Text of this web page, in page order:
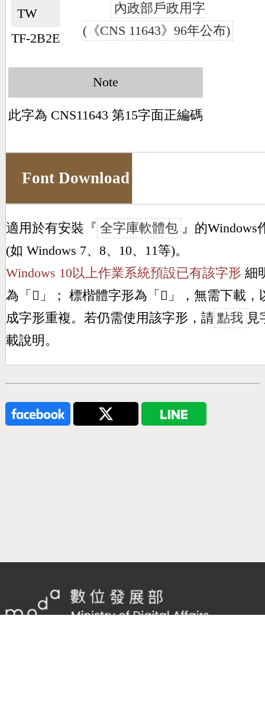
TW🇹🇼
TF-2B2E
內政部戶政用字
(《CNS 11643》96年公布)
Note
此字為 CNS11643 第15字面正編碼
Font Download
適用於有安裝『 全字庫軟體包 』的Windows
(如 Windows 7、8、10、11等)。
Windows 10以上作業系統預設已有該字形 細
為「 𣁇 」； 標楷體字形為「 𣁇 」，無需下載，
成字形重複。若仍需使用該字形，請 點我 見
載說明。